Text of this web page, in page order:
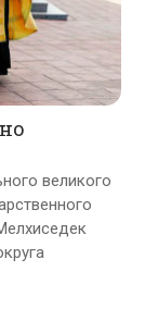
великого